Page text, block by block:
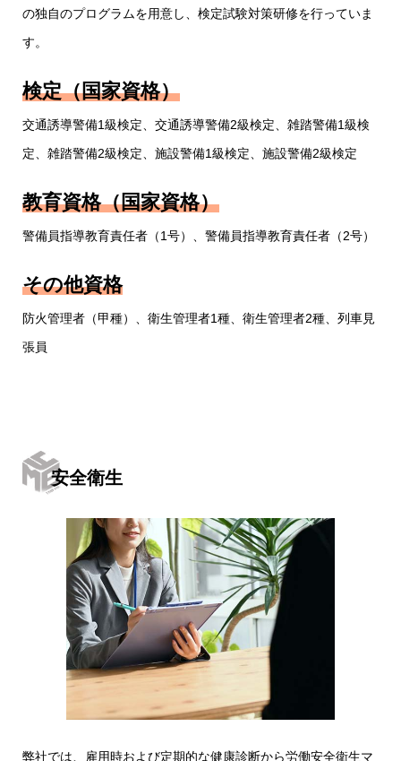
の独自のプログラムを用意し、検定試験対策研修を行っていま
す。
検定（国家資格）
交通誘導警備1級検定、交通誘導警備2級検定、雑踏警備1級検
定、雑踏警備2級検定、施設警備1級検定、施設警備2級検定
教育資格（国家資格）
警備員指導教育責任者（1号）、警備員指導教育責任者（2号）
その他資格
防火管理者（甲種）、衛生管理者1種、衛生管理者2種、列車見
張員
安全衛生
弊社では、雇用時および定期的な健康診断から労働安全衛生マ